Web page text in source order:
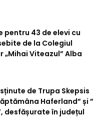
pentru 43 de elevi cu
de la Colegiul
„Mihai Viteazul” Alba
de Trupa Skepsis
Haferland” și ”
desfășurate în județul